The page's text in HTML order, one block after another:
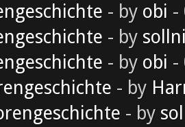
- by obi -
- by
- by obi -
- by
- by